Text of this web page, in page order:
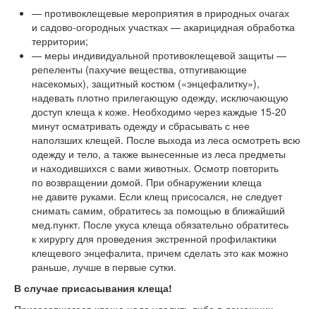
— противоклещевые мероприятия в природных очагах
и садово-огородных участках — акарицидная обработка
территории;
— меры индивидуальной противоклещевой защиты —
репеленты (пахучие вещества, отпугивающие
насекомых), защитный костюм («энцефалитку»),
надевать плотно прилегающую одежду, исключающую
доступ клеща к коже. Необходимо через каждые 15-20
минут осматривать одежду и сбрасывать с нее
наползших клещей. После выхода из леса осмотреть всю
одежду и тело, а также вынесенные из леса предметы
и находившихся с вами животных. Осмотр повторить
по возвращении домой. При обнаружении клеща
не давите руками. Если клещ присосался, не следует
снимать самим, обратитесь за помощью в ближайший
мед.пункт. После укуса клеща обязательно обратитесь
к хирургу для проведения экстренной профилактики
клещевого энцефалита, причем сделать это как можно
раньше, лучше в первые сутки.
В случае присасывания клеща!